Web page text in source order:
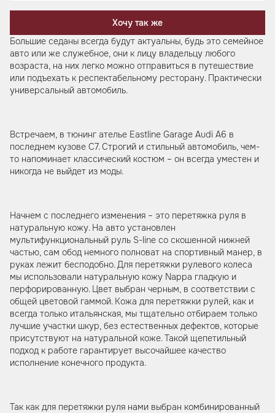
Хочу так же
Большие седаны всегда будут актуальны, будь это семейное
авто или же служебное, они к лицу владельцу любого
возраста, на них легко можно отправиться в путешествие
или подъехать к респектабельному ресторану. Практически
универсальный автомобиль.
Встречаем, в тюнинг ателье Eastline Garage Audi A6 в
последнем кузове С7. Строгий и стильный автомобиль, чем-
то напоминает классический костюм – он всегда уместен и
никогда не выйдет из моды.
Начнем с последнего изменения – это перетяжка руля в
натуральную кожу. На авто установлен
мультифункциональный руль S-line со скошенной нижней
частью, сам обод немного полноват на спортивный манер, в
руках лежит бесподобно. Для перетяжки рулевого колеса
мы использовали натуральную кожу Nappa гладкую и
перфорированную. Цвет выбран черным, в соответствии с
общей цветовой гаммой. Кожа для перетяжки рулей, как и
всегда только итальянская, мы тщательно отбираем только
лучшие участки шкур, без естественных дефектов, которые
присутствуют на натуральной коже. Такой щепетильный
подход к работе гарантирует высочайшее качество
исполнение конечного продукта.
Так как для перетяжки руля нами выбран комбинированный